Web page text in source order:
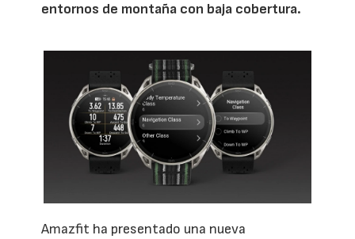
entornos de montaña con baja cobertura.
Amazfit ha presentado una nueva